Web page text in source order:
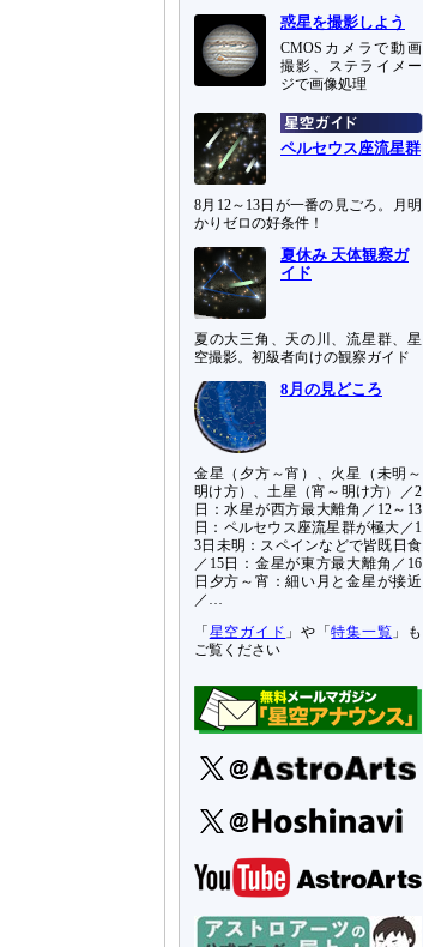
惑星を撮影しよう
CMOSカメラで動画
撮影、ステライメー
ジで画像処理
ペルセウス座流星群
8月12～13日が一番の見ごろ。月明
かりゼロの好条件！
夏休み 天体観察ガ
イド
夏の大三角、天の川、流星群、星
空撮影。初級者向けの観察ガイド
8月の見どころ
金星（夕方～宵）、火星（未明～
明け方）、土星（宵～明け方）／2
日：水星が西方最大離角／12～13
日：ペルセウス座流星群が極大／1
3日未明：スペインなどで皆既日食
／15日：金星が東方最大離角／16
日夕方～宵：細い月と金星が接近
／…
「 星空ガイド 」や「特集一覧 」も
ご覧ください